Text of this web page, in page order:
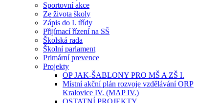
Sportovní akce
Ze života školy
Zápis do I. třídy
Přijímací řízení na SŠ
Školská rada
Školní parlament
Primární prevence
Projekty
OP JAK-ŠABLONY PRO MŠ A ZŠ I.
Místní akční plán rozvoje vzdělávání ORP
Kralovice IV. (MAP IV.)
OSTATNÍ PROJEKTY